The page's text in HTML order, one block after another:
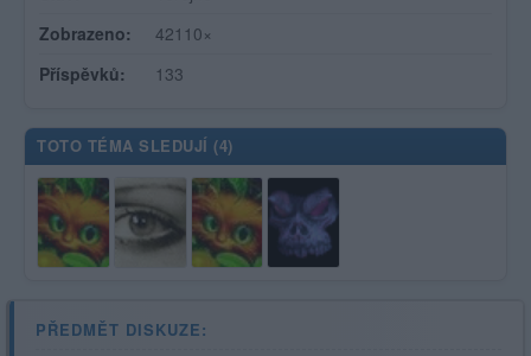
Zobrazeno:
42110×
Příspěvků:
133
TOTO TÉMA SLEDUJÍ (4)
PŘEDMĚT DISKUZE: